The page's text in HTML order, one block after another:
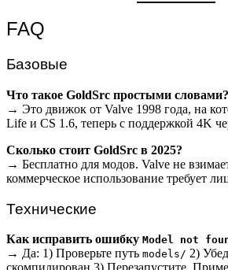
FAQ
Базовые
Что такое GoldSrc простыми словами?
→ Это движок от Valve 1998 года, на
Life и CS 1.6, теперь с поддержкой 4K
Сколько стоит GoldSrc в 2025?
→ Бесплатно для модов. Valve не
коммерческое использование требует
Технические
Как исправить ошибку Model not
→ Да: 1) Проверьте путь models/ 2)